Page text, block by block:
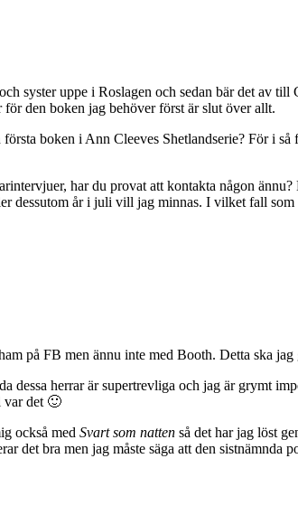
syster uppe i Roslagen och sedan bär det av
den boken jag behöver först är slut över allt.
första boken i Ann Cleeves Shetlandserie? För i
har du provat att kontakta någon
dessutom år i juli vill jag minnas. I vilket fall
på FB men ännu inte med Booth. Detta ska
dessa herrar är supertrevliga och jag är grymt
var det 🙂
också med Svart som natten så det har jag löst
det bra men jag måste säga att den